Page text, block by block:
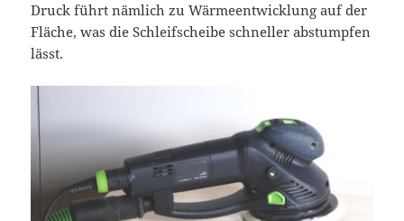
Druck führt nämlich zu Wärmeentwicklung auf der
Fläche, was die Schleifscheibe schneller abstumpfen
lässt.